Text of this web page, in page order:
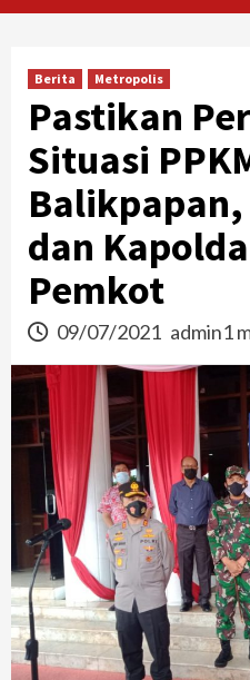
Berita Metropolis
Pastikan
Situasi
Balikpapan,
dan
Pemkot
09/07/2021 admin1